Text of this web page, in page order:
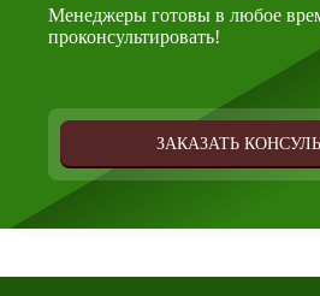
Менеджеры готовы в любое
проконсультировать!
ЗАКАЗАТЬ